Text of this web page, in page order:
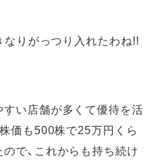
りがっつり入れたわね!!
い店舗が多くて優待を活
価も500株で25万円くら
で、これからも持ち続け